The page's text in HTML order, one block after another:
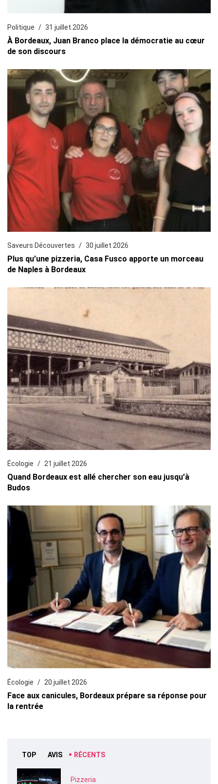
Politique 31 juillet 2026
À Bordeaux, Juan Branco place la démocratie au cœur
de son discours
Saveurs Découvertes 30 juillet 2026
Plus qu’une pizzeria, Casa Fusco apporte un morceau
de Naples à Bordeaux
Écologie 21 juillet 2026
Quand Bordeaux est allé chercher son eau jusqu’à
Budos
Écologie 20 juillet 2026
Face aux canicules, Bordeaux prépare sa réponse pour
la rentrée
TOP AVIS RÉCENTS
Pizzeria